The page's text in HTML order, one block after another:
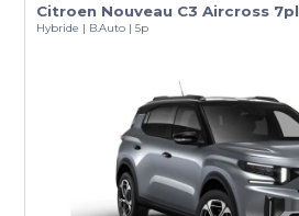
Citroen Nouveau C3 Aircross 7pl
Hybride | B.Auto | 5p